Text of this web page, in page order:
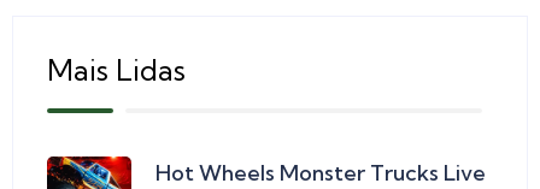
Mais Lidas
Hot Wheels Monster Trucks Live